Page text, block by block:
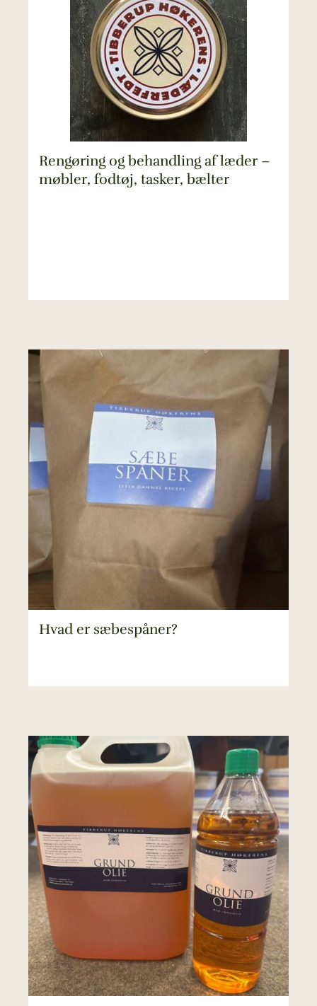
Rengøring og behandling af læder –
møbler, fodtøj, tasker, bælter
Hvad er sæbespåner?